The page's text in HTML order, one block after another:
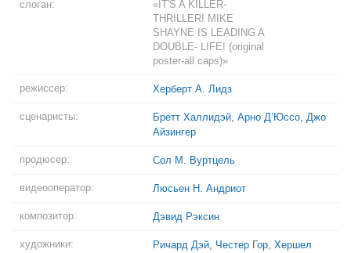
слоган:
«IT'S A KILLER-
THRILLER! MIKE
SHAYNE IS LEADING A
DOUBLE- LIFE! (original
poster-all caps)»
режиссер: Херберт А. Лидз
сценаристы: Бретт Халлидэй, Арно Д’Юссо, Джо
Айзингер
продюсер: Сол М. Вуртцель
видеооператор: Люсьен Н. Андриот
композитор: Дэвид Рэксин
художники: Ричард Дэй, Честер Гор, Хершел